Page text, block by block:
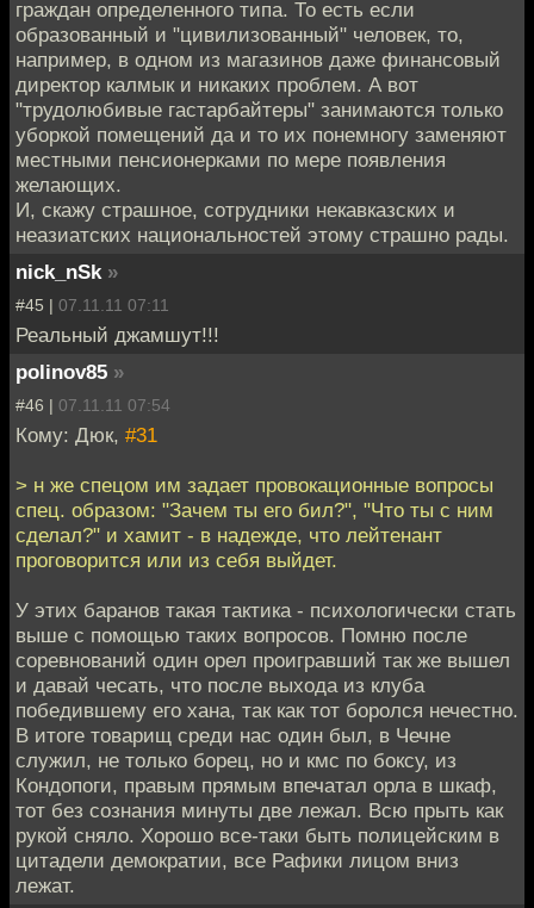
граждан определенного типа. То есть если
образованный и "цивилизованный" человек, то,
например, в одном из магазинов даже финансовый
директор калмык и никаких проблем. А вот
"трудолюбивые гастарбайтеры" занимаются только
уборкой помещений да и то их понемногу заменяют
местными пенсионерками по мере появления
желающих.
И, скажу страшное, сотрудники некавказских и
неазиатских национальностей этому страшно рады.
nick_nSk »
#45 | 07.11.11 07:11
Реальный джамшут!!!
polinov85 »
#46 | 07.11.11 07:54
Кому: Дюк, #31
> н же спецом им задает провокационные вопросы
спец. образом: "Зачем ты его бил?", "Что ты с ним
сделал?" и хамит - в надежде, что лейтенант
проговорится или из себя выйдет.
У этих баранов такая тактика - психологически стать
выше с помощью таких вопросов. Помню после
соревнований один орел проигравший так же вышел
и давай чесать, что после выхода из клуба
победившему его хана, так как тот боролся нечестно.
В итоге товарищ среди нас один был, в Чечне
служил, не только борец, но и кмс по боксу, из
Кондопоги, правым прямым впечатал орла в шкаф,
тот без сознания минуты две лежал. Всю прыть как
рукой сняло. Хорошо все-таки быть полицейским в
цитадели демократии, все Рафики лицом вниз
лежат.